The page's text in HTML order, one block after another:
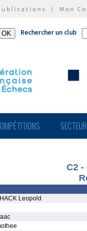
| Mon
Rechercher un club
C2 -
Leopold